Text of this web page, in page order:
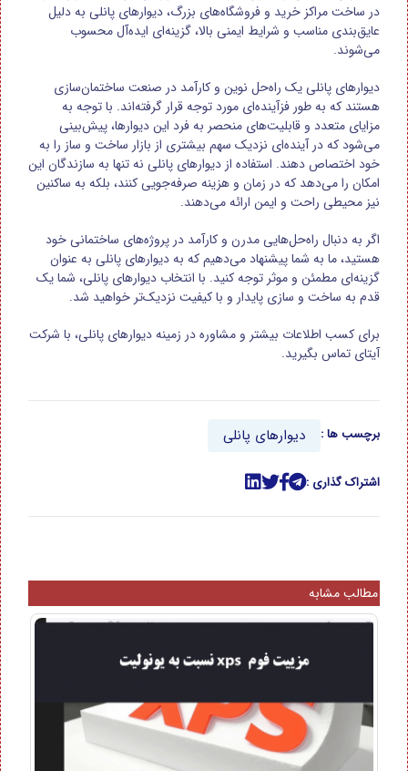
در ساخت مراکز خرید و فروشگاه‌های بزرگ، دیوارهای پانلی به دلیل
عایق‌بندی مناسب و شرایط ایمنی بالا، گزینه‌ای ایده‌آل محسوب
می‌شوند.
دیوارهای پانلی یک راه‌حل نوین و کارآمد در صنعت ساختمان‌سازی
هستند که به طور فزآینده‌ای مورد توجه قرار گرفته‌اند. با توجه به
مزایای متعدد و قابلیت‌های منحصر به فرد این دیوارها، پیش‌بینی
می‌شود که در آینده‌ای نزدیک سهم بیشتری از بازار ساخت و ساز را به
خود اختصاص دهند. استفاده از دیوارهای پانلی نه تنها به سازندگان این
امکان را می‌دهد که در زمان و هزینه صرفه‌جویی کنند، بلکه به ساکنین
نیز محیطی راحت و ایمن ارائه می‌دهند.
اگر به دنبال راه‌حل‌هایی مدرن و کارآمد در پروژه‌های ساختمانی خود
هستید، ما به شما پیشنهاد می‌دهیم که به دیوارهای پانلی به عنوان
گزینه‌ای مطمئن و موثر توجه کنید. با انتخاب دیوارهای پانلی، شما یک
قدم به ساخت و سازی پایدار و با کیفیت نزدیک‌تر خواهید شد.
برای کسب اطلاعات بیشتر و مشاوره در زمینه دیوارهای پانلی، با شرکت
آیتای تماس بگیرید.
برچسب ها : دیوارهای پانلی
اشتراک گذاری :
مطالب مشابه